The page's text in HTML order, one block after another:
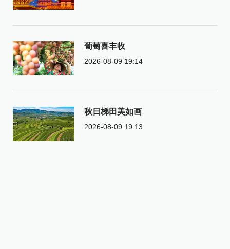
葡萄喜丰收
2026-08-09 19:14
秋日梯田美如画
2026-08-09 19:13